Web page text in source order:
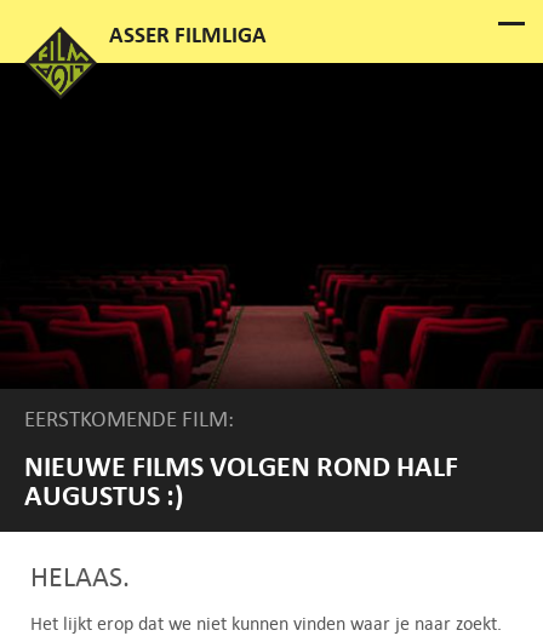
EERSTKOMENDE FILM:
NIEUWE FILMS VOLGEN ROND HALF
AUGUSTUS :)
HELAAS.
Het lijkt erop dat we niet kunnen vinden waar je naar zoekt.